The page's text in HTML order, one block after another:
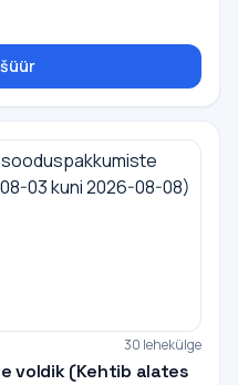
30 lehekülge
voldik (Kehtib alates